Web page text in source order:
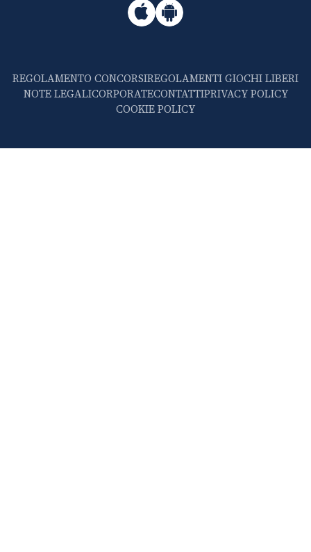
REGOLAMENTO CONCORSIREGOLAMENTI GIOCHI LIBERI
NOTE LEGALICORPORATECONTATTIPRIVACY POLICY
COOKIE POLICY